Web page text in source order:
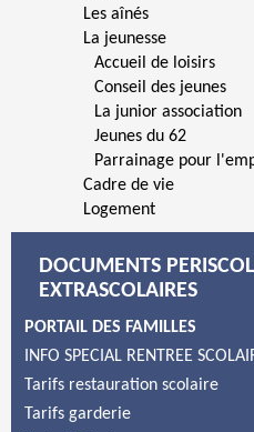
Les aînés
La jeunesse
Accueil de loisirs
Conseil des jeunes
La junior association
Jeunes du 62
Parrainage pour
Cadre de vie
Logement
DOCUMENTS
EXTRASCOLAIRES
PORTAIL DES FAMILLES
INFO SPECIAL RENTREE
Tarifs restauration scolaire
Tarifs garderie